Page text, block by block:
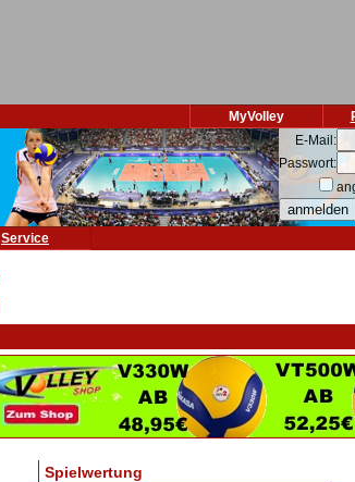
MyVolley
E-Mail:
Passwort:
Service
Spielwertung